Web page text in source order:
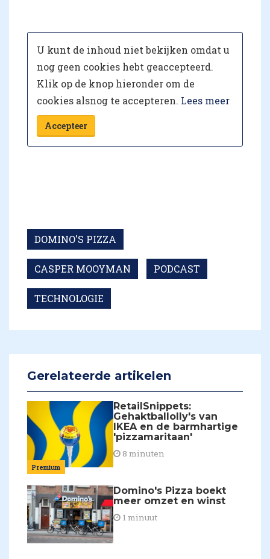
U kunt de inhoud niet bekijken omdat u
nog geen cookies hebt geaccepteerd.
Klik op de knop hieronder om de
cookies alsnog te accepteren. Lees meer
Accepteer
DOMINO'S PIZZA
CASPER MOOYMAN PODCAST
TECHNOLOGIE
Gerelateerde artikelen
Premium
RetailSnippets:
Gehaktballolly's van
IKEA en de barmhartige
'pizzamaritaan'
8 minuten
Domino's Pizza boekt
meer omzet en winst
1 minuut